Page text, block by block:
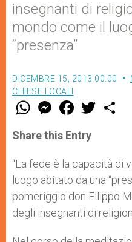
insegnanti di
mondo come il
“presenza”
DICEMBRE 15, 2013 00:00
CHIESE LOCALI
W
t
s
p
p
M
e
s
e
g
e
r
F
a
e
b
o
k
w
r
Share this Entry
“La fede è la capacità di
luogo abitato da una
pomeriggio don Filippo
degli insegnanti di